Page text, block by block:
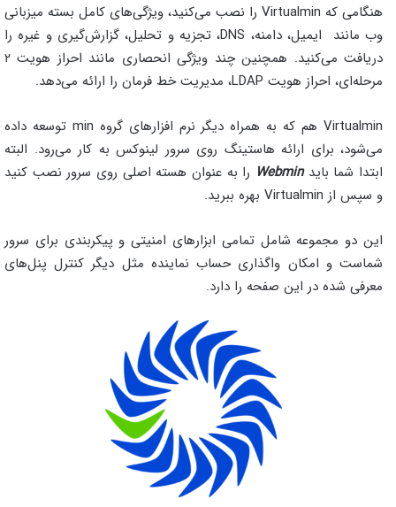
هنگامی که Virtualmin را نصب می‌کنید، ویژگی‌های کامل بسته میزبانی
وب مانند ایمیل، دامنه، DNS، تجزیه و تحلیل، گزارش‌گیری و غیره را
دریافت می‌کنید. همچنین چند ویژگی انحصاری مانند احراز هویت ۲
مرحله‌ای، احراز هویت LDAP، مدیریت خط فرمان را ارائه می‌دهد.
Virtualmin هم که به همراه دیگر نرم افزارهای گروه min توسعه داده
می‌شود، برای ارائه هاستینگ روی سرور لینوکس به کار می‌رود. البته
ابتدا شما بایدWebmin را به عنوان هسته اصلی روی سرور نصب کنید
و سپس از Virtualmin بهره ببرید.
این دو مجموعه شامل تمامی ابزارهای امنیتی و پیکربندی برای سرور
شماست و امکان واگذاری حساب نماینده مثل دیگر کنترل پنل‌های
معرفی شده در این صفحه را دارد.